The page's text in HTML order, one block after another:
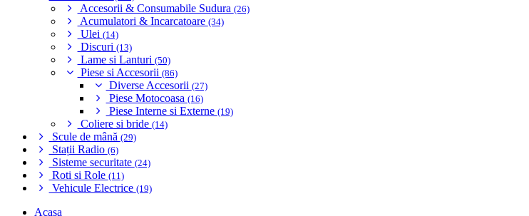
Accesorii & Consumabile Sudura (26)
Acumulatori & Incarcatoare (34)
Ulei (14)
Discuri (13)
Lame si Lanturi (50)
Piese si Accesorii (86)
Diverse Accesorii (27)
Piese Motocoasa (16)
Piese Interne si Externe (19)
Coliere si bride (14)
Scule de mână (29)
Stații Radio (6)
Sisteme securitate (24)
Roti si Role (11)
Vehicule Electrice (19)
Acasa